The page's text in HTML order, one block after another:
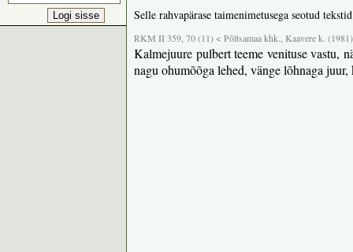
Selle rahvapärase taimenimetusega seotud
RKM II 359, 70 (11) < Põltsamaa khk., Kaavere k. (1981)
Kalmejuure pulbert teeme venituse vastu,
nagu ohumõõga lehed, vänge lõhnaga